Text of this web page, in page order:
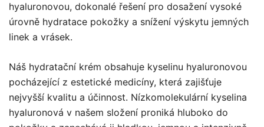
hyaluronovou, dokonalé řešení pro dosažení vysoké
úrovně hydratace pokožky a snížení výskytu jemných
linek a vrásek.
Náš hydratační krém obsahuje kyselinu hyaluronovou
pocházející z estetické medicíny, která zajišťuje
nejvyšší kvalitu a účinnost. Nízkomolekulární kyselina
hyaluronová v našem složení proniká hluboko do